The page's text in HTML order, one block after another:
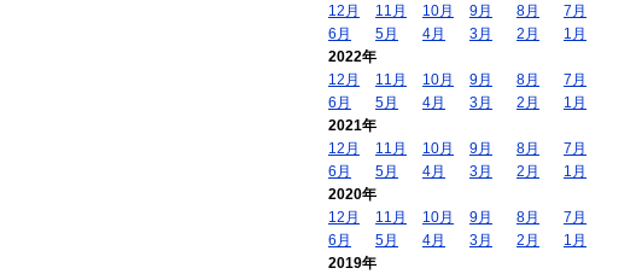
12月
11月 10月 9月 8月
7月
6月
5月 4月 3月 2月
1月
2022年
12月
11月 10月 9月 8月
7月
6月
5月 4月 3月 2月
1月
2021年
12月
11月 10月 9月 8月
7月
6月
5月 4月 3月 2月
1月
2020年
12月
11月 10月 9月 8月
7月
6月
5月 4月 3月 2月
1月
2019年